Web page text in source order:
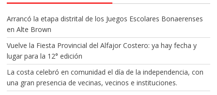
Arrancó la etapa distrital de los Juegos Escolares Bonaerenses
en Alte Brown
Vuelve la Fiesta Provincial del Alfajor Costero: ya hay fecha y
lugar para la 12° edición
La costa celebró en comunidad el día de la independencia, con
una gran presencia de vecinas, vecinos e instituciones.